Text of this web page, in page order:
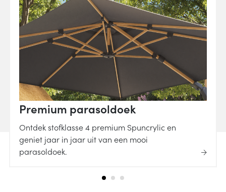
Premium parasoldoek
Ontdek stofklasse 4 premium Spuncrylic en
geniet jaar in jaar uit van een mooi
parasoldoek.